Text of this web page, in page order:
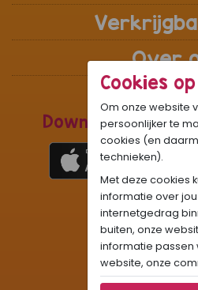
Over
Download de
Onze gifjes al
Beleef Sandhia’s
Cookies
Om onze website
persoonlijker te
cookies (en
technieken).
Met deze cookies
informatie over
internetgedrag
buiten, onze
informatie passen
website, onze
aan op jouw